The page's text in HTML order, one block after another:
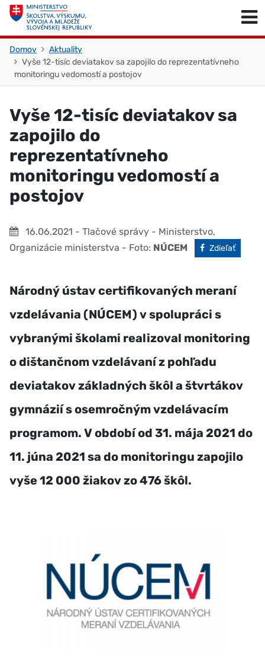
Skočiť na obsah
Domov
Aktuality
Vyše 12-tisíc deviatakov sa zapojilo do reprezentatívneho
monitoringu vedomostí a postojov
Vyše 12-tisíc deviatakov sa
zapojilo do
reprezentatívneho
monitoringu vedomostí a
postojov
16.06.2021 - Tlačové správy - Ministerstvo,
Organizácie ministerstva - Foto: NÚCEM Facebook
Zdieľať
Národný ústav certifikovaných meraní
vzdelávania (NÚCEM) v spolupráci s
vybranými školami realizoval monitoring
o dištančnom vzdelávaní z pohľadu
deviatakov základných škôl a štvrtákov
gymnázií s osemročným vzdelávacím
programom. V období od 31. mája 2021 do
11. júna 2021 sa do monitoringu zapojilo
vyše 12 000 žiakov zo 476 škôl.
Skočiť na začiatok stránky